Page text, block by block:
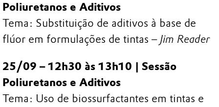
Poliuretanos e Aditivos
Tema: Substituição de aditivos à base de
flúor em formulações de tintas – Jim Reader
25/09 – 12h30 às 13h10 | Sessão
Poliuretanos e Aditivos
Tema: Uso de biossurfactantes em tintas e